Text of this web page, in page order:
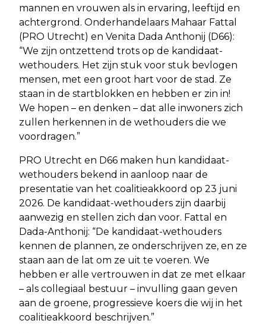
mannen en vrouwen als in ervaring, leeftijd en
achtergrond. Onderhandelaars Mahaar Fattal
(PRO Utrecht) en Venita Dada Anthonij (D66):
“We zijn ontzettend trots op de kandidaat-
wethouders. Het zijn stuk voor stuk bevlogen
mensen, met een groot hart voor de stad. Ze
staan in de startblokken en hebben er zin in!
We hopen – en denken – dat alle inwoners zich
zullen herkennen in de wethouders die we
voordragen.”
PRO Utrecht en D66 maken hun kandidaat-
wethouders bekend in aanloop naar de
presentatie van het coalitieakkoord op 23 juni
2026. De kandidaat-wethouders zijn daarbij
aanwezig en stellen zich dan voor. Fattal en
Dada-Anthonij: “De kandidaat-wethouders
kennen de plannen, ze onderschrijven ze, en ze
staan aan de lat om ze uit te voeren. We
hebben er alle vertrouwen in dat ze met elkaar
– als collegiaal bestuur – invulling gaan geven
aan de groene, progressieve koers die wij in het
coalitieakkoord beschrijven.”